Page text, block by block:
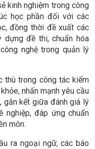
kinh nghiệm trong công
học phần đối với các
đồng thời đề xuất các
dựng đề thi, chuẩn hóa
nghệ trong quản lý
thù trong công tác kiểm
nhấn mạnh yêu cầu
gắn kết giữa đánh giá lý
nghiệp, đáp ứng chuẩn
môn.
ra ngoại ngữ, các báo